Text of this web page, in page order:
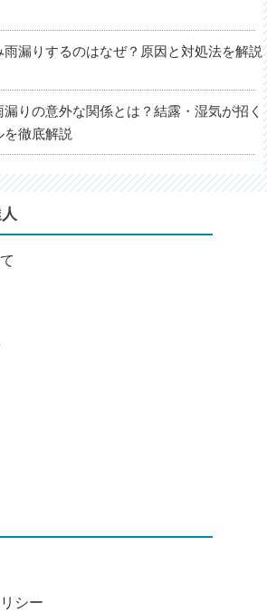
雨漏りするのはなぜ？原因と対処法を解説
りの意外な関係とは？結露・湿気が招く
を徹底解説
シー